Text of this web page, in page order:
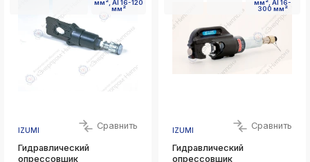
мм², Al 16-120
мм²
IZUMI Сравнить
Гидравлический
опрессовщик
мм², Al 16-
300 мм²
IZUMI Сравнить
Гидравлический
опрессовщик